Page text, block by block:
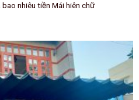
nhiêu tiền Mái hiên chữ